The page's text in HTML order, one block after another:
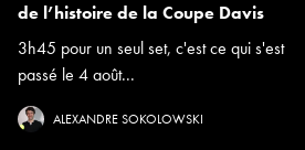
de l’histoire de la Coupe Davis
3h45 pour un seul set, c'est ce qui s'est
passé le 4 août...
ALEXANDRE SOKOLOWSKI